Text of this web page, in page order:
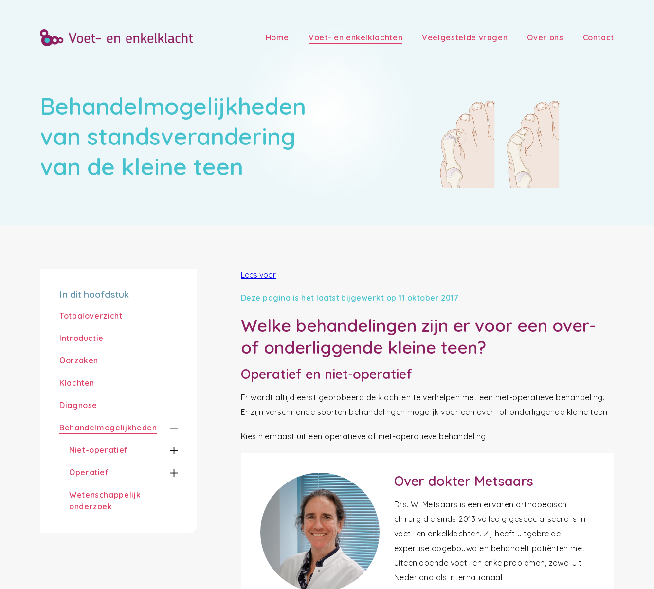
Home Voet- en enkelklachten Veelgestelde vragen Over ons Contact
Behandelmogelijkheden
van standsverandering
van de kleine teen
In dit hoofdstuk
Totaaloverzicht
Introductie
Oorzaken
Klachten
Diagnose
Behandelmogelijkheden
Niet-operatief
Operatief
Wetenschappelijk
onderzoek
Lees voor
Deze pagina is het laatst bijgewerkt op 11 oktober 2017
Welke behandelingen zijn er voor een over-
of onderliggende kleine teen?
Operatief en niet-operatief
Er wordt altijd eerst geprobeerd de klachten te verhelpen met een niet-operatieve behandeling.
Er zijn verschillende soorten behandelingen mogelijk voor een over- of onderliggende kleine teen.
Kies hiernaast uit een operatieve of niet-operatieve behandeling.
Over dokter Metsaars
Drs. W. Metsaars is een ervaren orthopedisch
chirurg die sinds 2013 volledig gespecialiseerd is in
voet- en enkelklachten. Zij heeft uitgebreide
expertise opgebouwd en behandelt patiënten met
uiteenlopende voet- en enkelproblemen, zowel uit
Nederland als internationaal.